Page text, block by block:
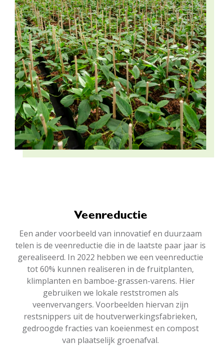
Veenreductie
Een ander voorbeeld van innovatief en duurzaam
telen is de veenreductie die in de laatste paar jaar is
gerealiseerd. In 2022 hebben we een veenreductie
tot 60% kunnen realiseren in de fruitplanten,
klimplanten en bamboe-grassen-varens. Hier
gebruiken we lokale reststromen als
veenvervangers. Voorbeelden hiervan zijn
restsnippers uit de houtverwerkingsfabrieken,
gedroogde fracties van koeienmest en compost
van plaatselijk groenafval.